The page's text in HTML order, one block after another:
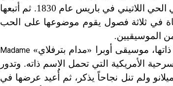
في أربعة فصول مقتبسة عن حياة الفنانين البوهيمية الواقعية التي تدور أحداثها في الحي اللاتيني في باريس عام 1830. ثم أتبعها
في رومة عام 1900، وهي مأساة في ثلاثة فصول يقوم موضوعها على الحب
الموسيقيين.
Madame
الأمريكية التي تحمل الاسم ذاته. وتدور
ولم تنل نجاحاً يذكر، ثم أُعيد عرضها في